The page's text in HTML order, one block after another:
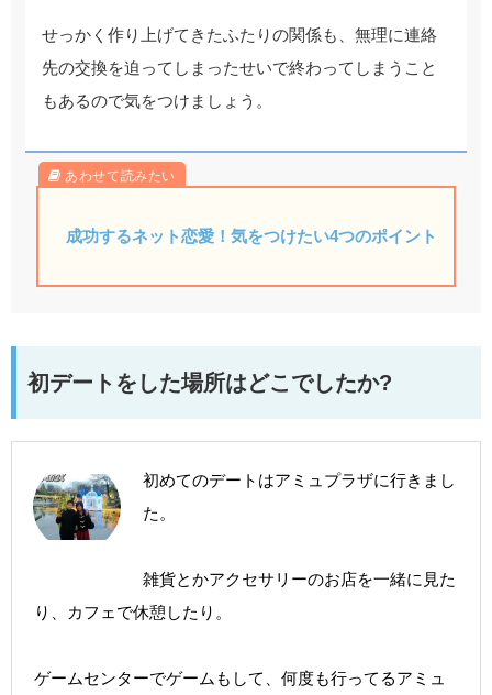
せっかく作り上げてきたふたりの関係も、無理に連絡
先の交換を迫ってしまったせいで終わってしまうこと
もあるので気をつけましょう。
成功するネット恋愛！気をつけたい4つのポイント
初デートをした場所はどこでしたか?
初めてのデートはアミュプラザに行きまし
た。
雑貨とかアクセサリーのお店を一緒に見た
り、カフェで休憩したり。
ゲームセンターでゲームもして、何度も行ってるアミュ